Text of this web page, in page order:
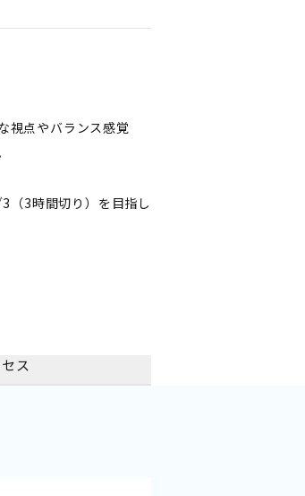
視点やバランス感覚
（3時間切り）を目指し
ス